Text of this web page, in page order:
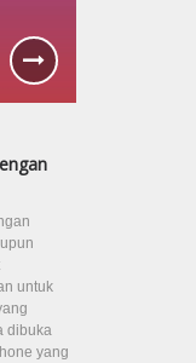
untuk
dibuka
yang